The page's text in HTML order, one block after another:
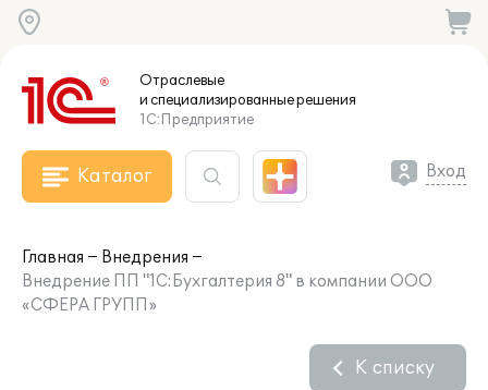
Отраслевые
и специализированныерешения
1С:Предприятие
Каталог Вход
Главная
Внедрения
Внедрение ПП "1С:Бухгалтерия 8" в компании ООО
«СФЕРА ГРУПП»
К списку